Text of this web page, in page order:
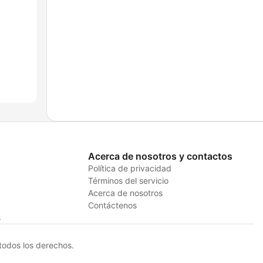
Acerca de nosotros y contactos
Política de privacidad
Términos del servicio
Acerca de nosotros
Contáctenos
los derechos.